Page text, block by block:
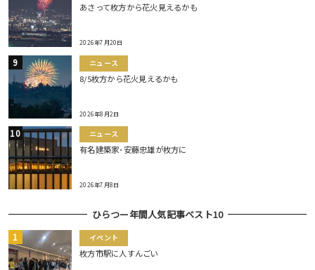
あさって枚方から花火見えるかも
2026年7月20日
ニュース
8/5枚方から花火見えるかも
2026年8月2日
ニュース
有名建築家･安藤忠雄が枚方に
2026年7月8日
ひらつー年間人気記事ベスト10
イベント
枚方市駅に人すんごい